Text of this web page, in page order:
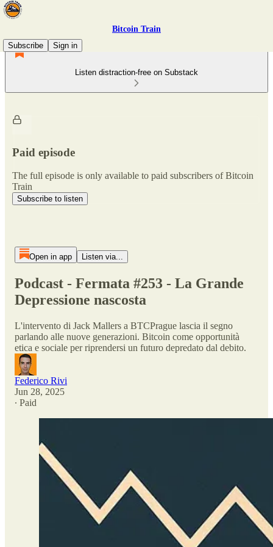
Bitcoin Train
Subscribe
Sign in
Listen distraction-free on Substack
Paid episode
The full episode is only available to paid subscribers of Bitcoin
Train
Subscribe to listen
Open in app Listen via...
Podcast - Fermata #253 - La Grande
Depressione nascosta
L'intervento di Jack Mallers a BTCPrague lascia il segno
parlando alle nuove generazioni. Bitcoin come opportunità
etica e sociale per riprendersi un futuro depredato dal debito.
Federico Rivi
Jun 28, 2025
∙ Paid